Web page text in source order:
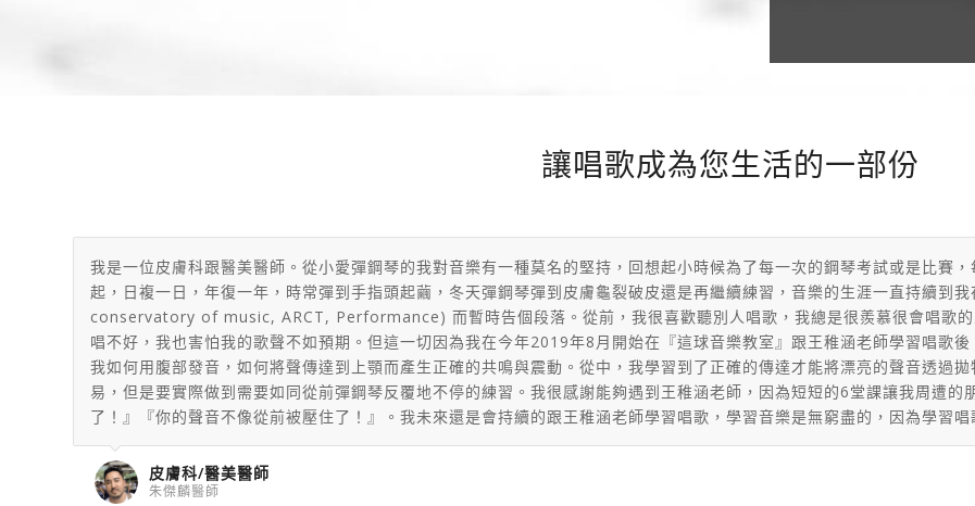
讓唱歌成為您生活的一部份
我是一位皮膚科跟醫美醫師。從小愛彈鋼琴的我對音樂有一種莫名的堅持，回想起小時候為了每一次的鋼琴考試或是比賽
起，日複一日，年復一年，時常彈到手指頭起繭，冬天彈鋼琴彈到皮膚龜裂破皮還是再繼續練習，音樂的生涯一直持續到
conservatory of music, ARCT, Performance) 而暫時告個段落。從前，我很喜歡聽別人唱歌，我總是很羨慕很會唱歌的
唱不好，我也害怕我的歌聲不如預期。但這一切因為我在今年2019年8月開始在『這球音樂教室』跟王稚涵老師學習唱歌
我如何用腹部發音，如何將聲傳達到上顎而產生正確的共鳴與震動。從中，我學習到了正確的傳達才能將漂亮的聲音透過
易，但是要實際做到需要如同從前彈鋼琴反覆地不停的練習。我很感謝能夠遇到王稚涵老師，因為短短的6堂課讓我周遭
了！』『你的聲音不像從前被壓住了！』。我未來還是會持續的跟王稚涵老師學習唱歌，學習音樂是無窮盡的，因為學習
皮膚科/醫美醫師
朱傑麟醫師